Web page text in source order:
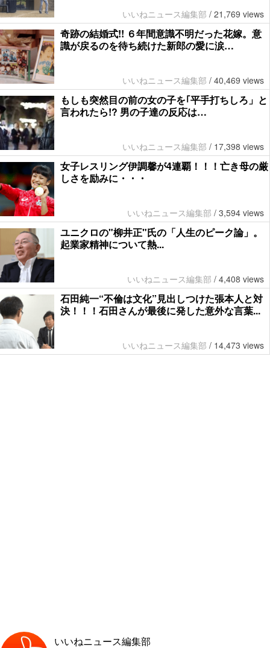
いいねニュース編集部 / 21,769 views
奇跡の結婚式!! ６年間意識不明だった花嫁。意
識が戻るのを待ち続けた新郎の愛に涙…
いいねニュース編集部 / 40,469 views
もしも突然目の前の女の子を｢平手打ちしろ」と
言われたら!? 男の子達の反応は…
いいねニュース編集部 / 17,398 views
女子レスリング伊調馨が4連覇！！！亡き母の厳
しさを励みに・・・
いいねニュース編集部 / 3,594 views
ユニクロの"柳井正"氏の「人生のピーク論」。
起業家精神について熱...
いいねニュース編集部 / 4,408 views
石田純一“不倫は文化”見出しつけた張本人と対
決！！！石田さんが最後に発した意外な言葉...
いいねニュース編集部 / 14,473 views
いいねニュース編集部